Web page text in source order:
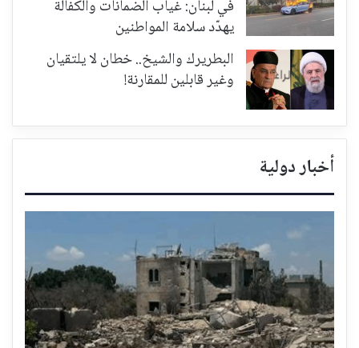
في لبنان: غياب الضمانات والكفالة
يهدّد سلامة المواطنين
البطريرك والشيخ.. خطان لا يلتقيان
وغير قابلين للمقارنة!
أخبار دولية